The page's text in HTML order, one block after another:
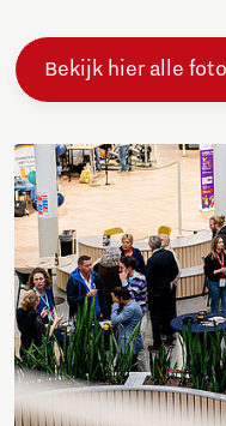
Bekijk hier alle